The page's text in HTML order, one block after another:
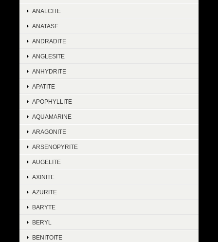
ANALCITE
ANATASE
ANDRADITE
ANGLESITE
ANHYDRITE
APATITE
APOPHYLLITE
AQUAMARINE
ARAGONITE
ARSENOPYRITE
AUGELITE
AXINITE
AZURITE
BARYTE
BERYL
BENITOITE